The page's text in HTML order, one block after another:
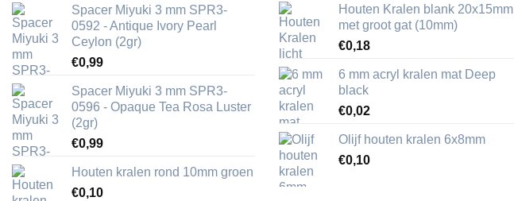
Spacer Miyuki 3 mm SPR3-
0592 - Antique Ivory Pearl
Ceylon (2gr)
€0,99
Spacer Miyuki 3 mm SPR3-
0596 - Opaque Tea Rosa Luster
(2gr)
€0,99
Houten kralen rond 10mm groen
€0,10
Houten Kralen blank 20x15mm
met groot gat (10mm)
€0,18
6 mm acryl kralen mat Deep
black
€0,02
Olijf houten kralen 6x8mm
€0,10